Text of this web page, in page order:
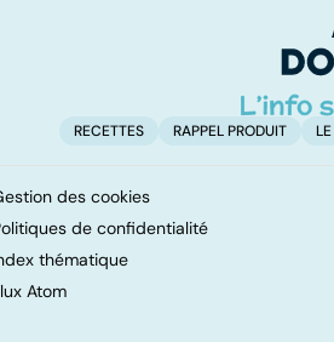
RECETTES RAPPEL PRODUIT
des cookies
de confidentialité
thématique
Atom